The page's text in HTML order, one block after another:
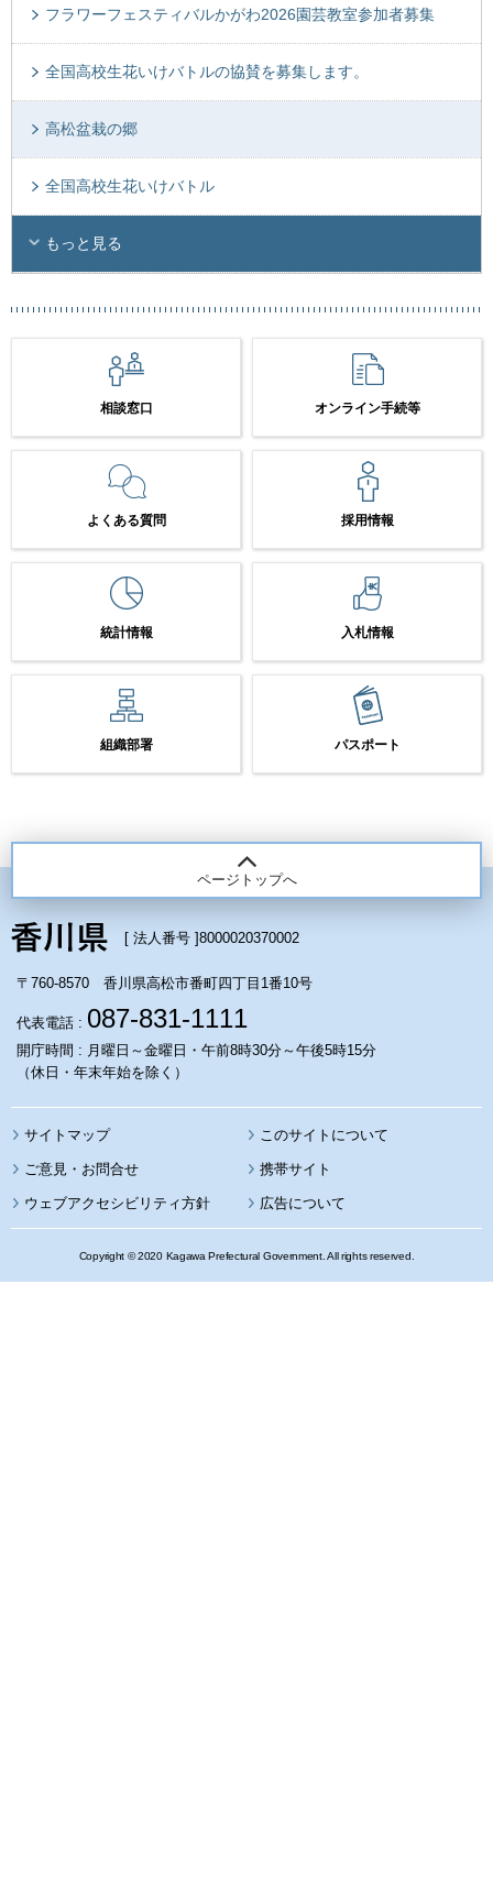
フラワーフェスティバルかがわ2026園芸教室参加者募集
全国高校生花いけバトルの協賛を募集します。
高松盆栽の郷
全国高校生花いけバトル
もっと見る
相談窓口 オンライン手続等
よくある質問 採用情報
統計情報 入札情報
組織部署 パスポート
ページトップへ
[ 法人番号 ]8000020370002
〒760-8570 香川県高松市番町四丁目1番10号
代表電話 : 087-831-1111
開庁時間 : 月曜日～金曜日・午前8時30分～午後5時15分
（休日・年末年始を除く）
サイトマップ このサイトについて
携帯サイト
ウェブアクセシビリティ方針 広告について
Copyright © 2020 Kagawa Prefectural Government. All rights reserved.